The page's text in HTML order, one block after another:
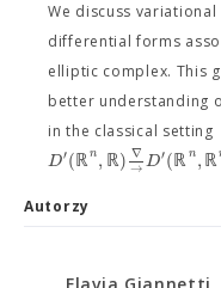
We discuss
differential forms
elliptic complex. This
better understanding
in the classical setting
D′(ℝn, ℝ) ∇
→D′(ℝ n,ℝ
Autorzy